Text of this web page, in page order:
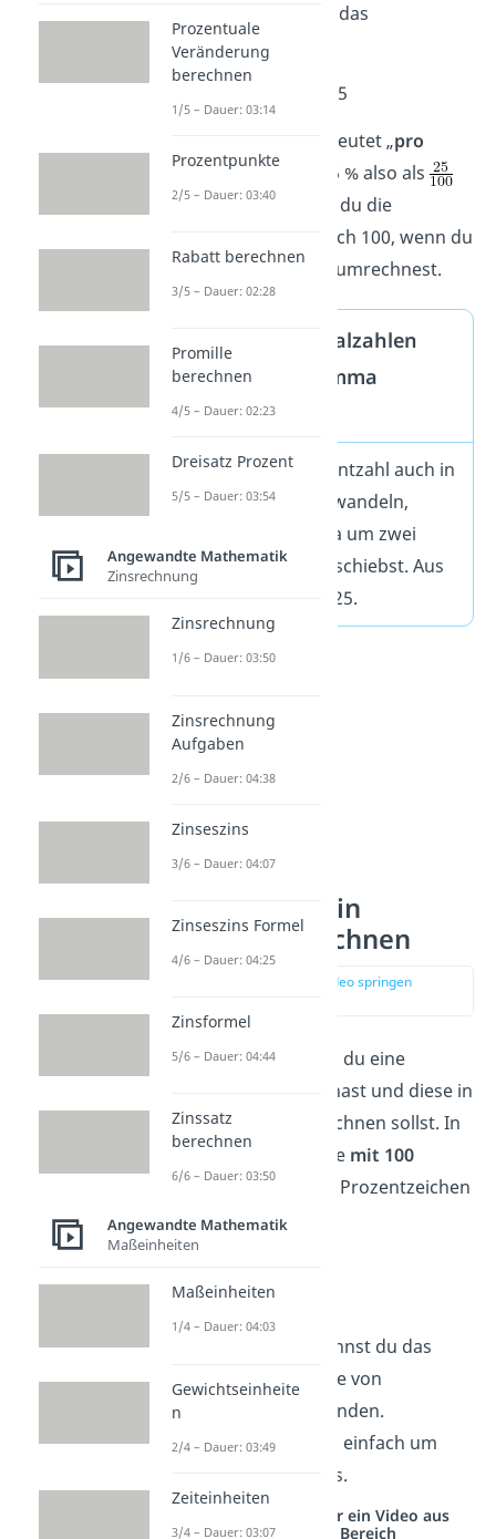
und lässt das
Prozentzeichen weg:
25 % = 25 : 100 = 0,25
“ bedeutet „pro
hundert“. Du kannst 25 % also als
schreiben. Daher teilst du die
Prozentzahl immer durch 100, wenn du
sie in eine Dezimalzahl umrechnest.
Prozente in Dezimalzahlen
umrechnen — Komma
verschieben
Du kannst eine Prozentzahl auch in
eine Dezimalzahl umwandeln,
indem du das Komma um zwei
Stellen nach links verschiebst. Aus
25 % wird dadurch 0,25.
Dezimalzahlen in
Prozente umrechnen
zur Stelle im Video springen
Es kann auch sein, dass du eine
gegeben hast und diese in
eineProzentzahl
umrechnen sollst. In
diesem Fall musst du sie mit 100
multiplizierenund das Prozentzeichen
dahinter schreiben:
0,25100 = 25 %
Übrigens:
Auch hier kannst du das
Ergebnis wieder mithilfe von
Kommaverschiebung finden.
Verschiebe das Komma einfach um
zwei Stellen nach rechts.
Studyflix vernetzt: Hier ein Video aus
einem anderen Bereich
Prozentuale
Veränderung
berechnen
1/5 – Dauer: 03:14
Prozentpunkte
2/5 – Dauer: 03:40
Rabatt berechnen
3/5 – Dauer: 02:28
Promille
berechnen
4/5 – Dauer: 02:23
Dreisatz Prozent
5/5 – Dauer: 03:54
Angewandte Mathematik
Zinsrechnung
Zinsrechnung
1/6 – Dauer: 03:50
Zinsrechnung
Aufgaben
2/6 – Dauer: 04:38
Zinseszins
3/6 – Dauer: 04:07
Zinseszins Formel
4/6 – Dauer: 04:25
Zinsformel
5/6 – Dauer: 04:44
Zinssatz
berechnen
6/6 – Dauer: 03:50
Angewandte Mathematik
Maßeinheiten
Maßeinheiten
1/4 – Dauer: 04:03
Gewichtseinheite
n
2/4 – Dauer: 03:49
Zeiteinheiten
3/4 – Dauer: 03:07